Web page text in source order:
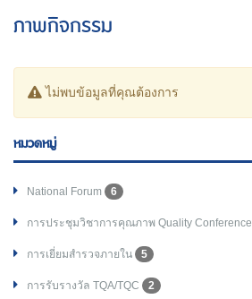
ภาพกิจกรรม
ไม่พบข้อมูลที่คุณต้องการ
หมวดหมู่
National Forum 6
การประชุมวิชาการคุณภาพ Quality Conference
การเยี่ยมสำรวจภายใน 5
การรับรางวัล TQA/TQC 2